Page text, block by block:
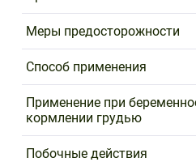
Меры предосторожности
Способ применения
Применение при
кормлении грудью
Побочные действия